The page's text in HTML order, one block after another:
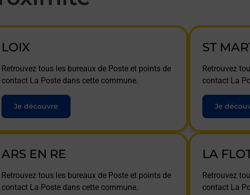
LOIX
Retrouvez tous les bureaux de Poste et points de
contact La Poste dans cette commune.
Je découvre
ST
Retrouvez
contact La
Je
ARS EN RE
Retrouvez tous les bureaux de Poste et points de
contact La Poste dans cette commune.
LA
Retrouvez
contact La